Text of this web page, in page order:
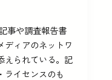
事や調査報告書
ディアのネットワ
えられている。記
ライセンスのも